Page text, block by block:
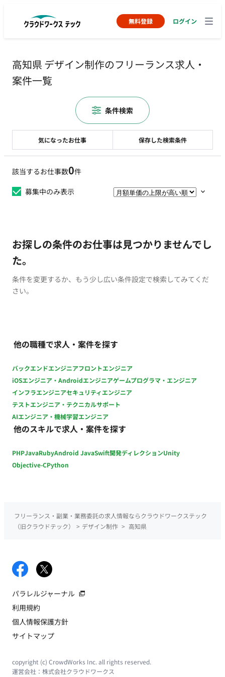
無料登録 ログイン
高知県 デザイン制作のフリーランス求人・
案件一覧
該当するお仕事数0件
募集中のみ表示
お探しの条件のお仕事は見つかりませんでし
た。
条件を変更するか、もう少し広い条件設定で検索してみてくだ
さい。
他の職種で求人・案件を探す
バックエンドエンジニアフロントエンジニア
iOSエンジニア・Androidエンジニアゲームプログラマ・エンジニア
インフラエンジニアセキュリティエンジニア
テストエンジニア・テクニカルサポート
AIエンジニア・機械学習エンジニア
他のスキルで求人・案件を探す
PHPJavaRubyAndroid JavaSwift開発ディレクションUnity
Objective-CPython
気になったお仕事 保存した検索条件
条件検索
フリーランス・副業・業務委託の求人情報ならクラウドワークステック
（旧クラウドテック）
> デザイン制作 > 高知県
パラレルジャーナル
利用規約
個人情報保護方針
サイトマップ
copyright (c) CrowdWorks Inc. all rights reserved.
運営会社： 株式会社クラウドワークス